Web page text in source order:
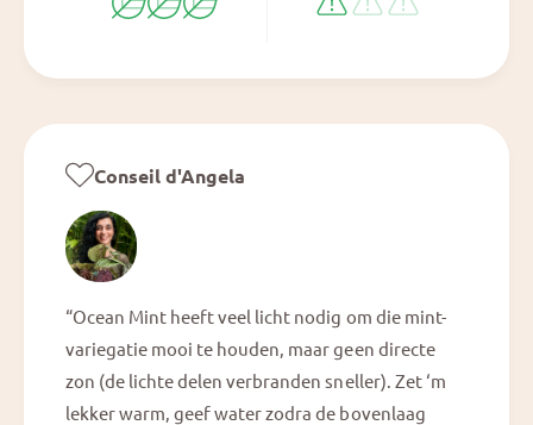
Conseil d'Angela
“Ocean Mint heeft veel licht nodig om die mint-
variegatie mooi te houden, maar geen directe
zon (de lichte delen verbranden sneller). Zet ‘m
lekker warm, geef water zodra de bovenlaag